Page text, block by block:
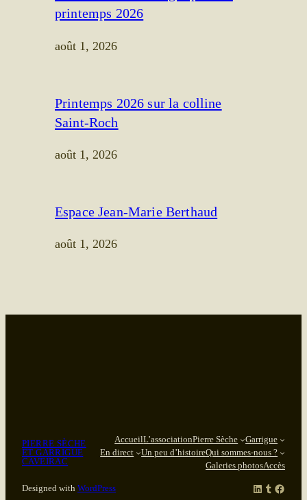
printemps 2026
août 1, 2026
Printemps 2026 sur la colline
Saint-Roch
août 1, 2026
Espace Jean-Marie Berthaud
août 1, 2026
PIERRE SÈCHE
ET GARRIGUE
CAVEIRAC
AccueilL’associationPierre Sèche
Garrigue
En direct
Un peu d’histoireQui sommes-nous ?
Galeries photosAccès
Designed with WordPress LinkedIn Facebook